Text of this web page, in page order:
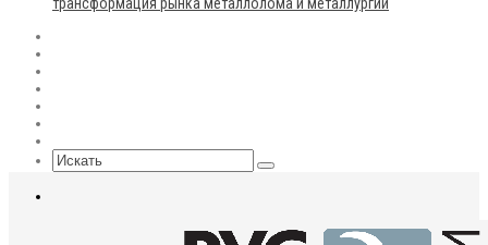
Искать